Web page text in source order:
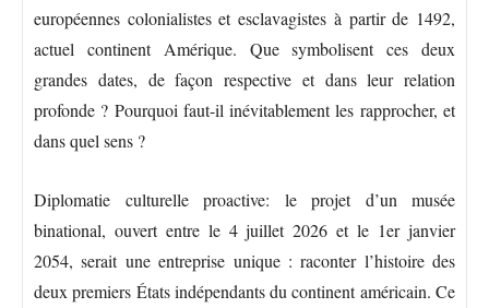
européennes colonialistes et esclavagistes à partir de 1492,
actuel continent Amérique. Que symbolisent ces deux
grandes dates, de façon respective et dans leur relation
profonde ? Pourquoi faut-il inévitablement les rapprocher, et
dans quel sens ?
Diplomatie culturelle proactive: le projet d’un musée
binational, ouvert entre le 4 juillet 2026 et le 1er janvier
2054, serait une entreprise unique : raconter l’histoire des
deux premiers États indépendants du continent américain. Ce